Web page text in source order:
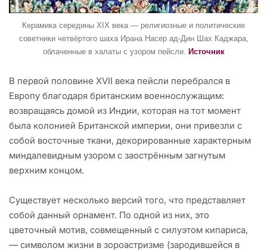
Керамика середины XIX века — религиозные и политические
советники четвёртого шаха Ирана Насер ад-Дин Шах Каджара,
облаченные в халаты с узором пейсли. Источник
В первой половине XVII века пейсли перебрался в
Европу благодаря британским военнослужащим:
возвращаясь домой из Индии, которая на тот момент
была колонией Британской империи, они привезли с
собой восточные ткани, декорированные характерным
миндалевидным узором с заострённым загнутым
верхним концом.
Существует несколько версий того, что представляет
собой данный орнамент. По одной из них, это
цветочный мотив, совмещенный с силуэтом кипариса,
— символом жизни в зороастризме (зародившейся в